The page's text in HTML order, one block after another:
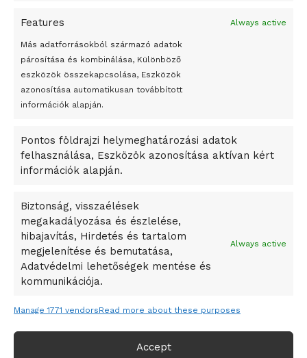
Features Always active
Más adatforrásokból származó adatok
párosítása és kombinálása, Különböző
eszközök összekapcsolása, Eszközök
azonosítása automatikusan továbbított
információk alapján.
Pontos földrajzi helymeghatározási adatok
felhasználása, Eszközök azonosítása aktívan kért
információk alapján.
Biztonság, visszaélések
megakadályozása és észlelése,
hibajavítás, Hirdetés és tartalom
megjelenítése és bemutatása,
Adatvédelmi lehetőségek mentése és
kommunikációja.
Always active
Manage 1771 vendorsRead more about these purposes
Accept
Peking – A visegrádi országok zsidó kulturális örökségét
bemutató fotókiállítás nyílt
Megveszi az osztrák Wienerberger az amerikai Meridian
Bricket
A Startup Campus egyetemi programjainak legjobbjai az
A Ringo Starr új albummal jelentkezik
A Vajdasági Magyar Szövetség államtitkárait kinevezték
Dzsingisz kán hódító hadjárata okozta
Kuramagomedov ötödik, Muszukajev elődöntős – Birkózó
világkupa